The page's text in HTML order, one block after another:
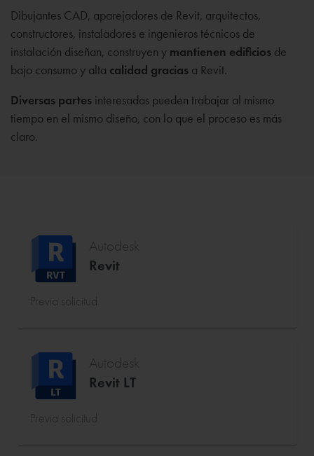
Dibujantes CAD, aparejadores de Revit, arquitectos,
constructores, instaladores e ingenieros técnicos de
instalación diseñan, construyen y mantienen edificios de
bajo consumo y alta calidad gracias a Revit.
Diversas partes interesadas pueden trabajar al mismo
tiempo en el mismo diseño, con lo que el proceso es más
claro.
Autodesk
Revit
Previa solicitud
Autodesk
Revit LT
Previa solicitud